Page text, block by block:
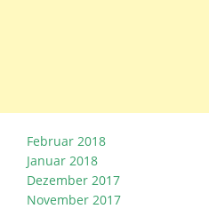
Februar 2018
Januar 2018
Dezember 2017
November 2017